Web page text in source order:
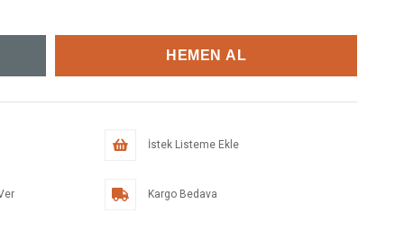
İstek Listeme Ekle
Kargo Bedava